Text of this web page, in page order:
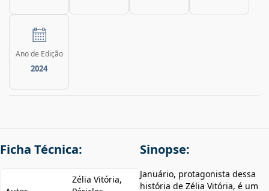
Ano de Edição
2024
Ficha Técnica:
Zélia Vitória,
Sinopse:
Januário, protagonista dessa
história de Zélia Vitória, é um